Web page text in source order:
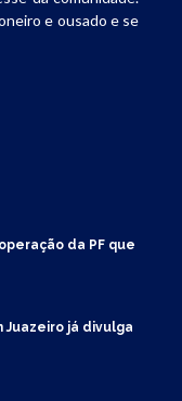
e ousado e se
da PF que
já divulga